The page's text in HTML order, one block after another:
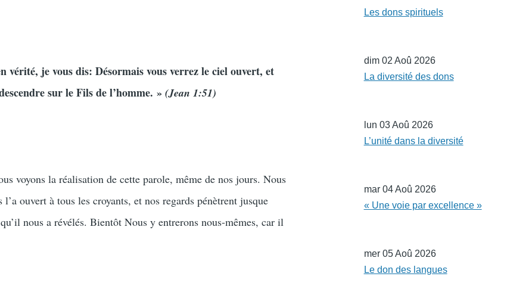
je vous dis: Désormais vous verrez le ciel ouvert, et
sur le Fils de l’homme. »(Jean 1:51)
voyons la réalisation de cette parole, même de nos jours. Nous
ouvert à tous les croyants, et nos regards pénètrent jusque
nous a révélés. Bientôt Nous y entrerons nous-mêmes, car il
Les dons spirituels
dim 02 Aoû 2026
La diversité des dons
lun 03 Aoû 2026
L’unité dans la diversité
mar 04 Aoû 2026
« Une voie par excellence »
mer 05 Aoû 2026
Le don des langues